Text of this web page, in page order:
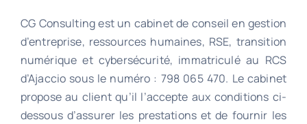
CG Consulting est un cabinet de conseil en gestion
d’entreprise, ressources humaines, RSE, transition
numérique et cybersécurité, immatriculé au RCS
d’Ajaccio sous le numéro : 798 065 470. Le cabinet
propose au client qu’il l’accepte aux conditions ci-
dessous d’assurer les prestations et de fournir les